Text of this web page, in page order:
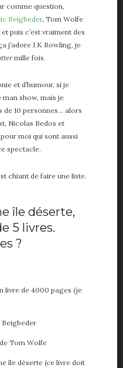
comme question,
Beigbeder, Tom Wolfe
puis c’est vraiment des
j’adore J.K Rowling, je
mille fois.
et d’humour, si je
man show, mais je
de 10 personnes… alors
Nicolas Bedos et
moi qui sont aussi
spectacle.
chiant de faire une liste.
île déserte,
5 livres.
?
livre de 4000 pages (je
Beigbeder
Tom Wolfe
île déserte (ce livre doit